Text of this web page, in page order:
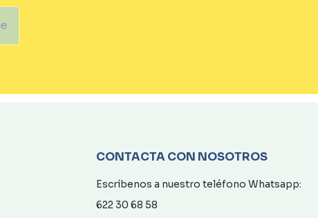
CONTACTA CON NOSOTROS
Escríbenos a nuestro teléfono Whatsapp:
622 30 68 58